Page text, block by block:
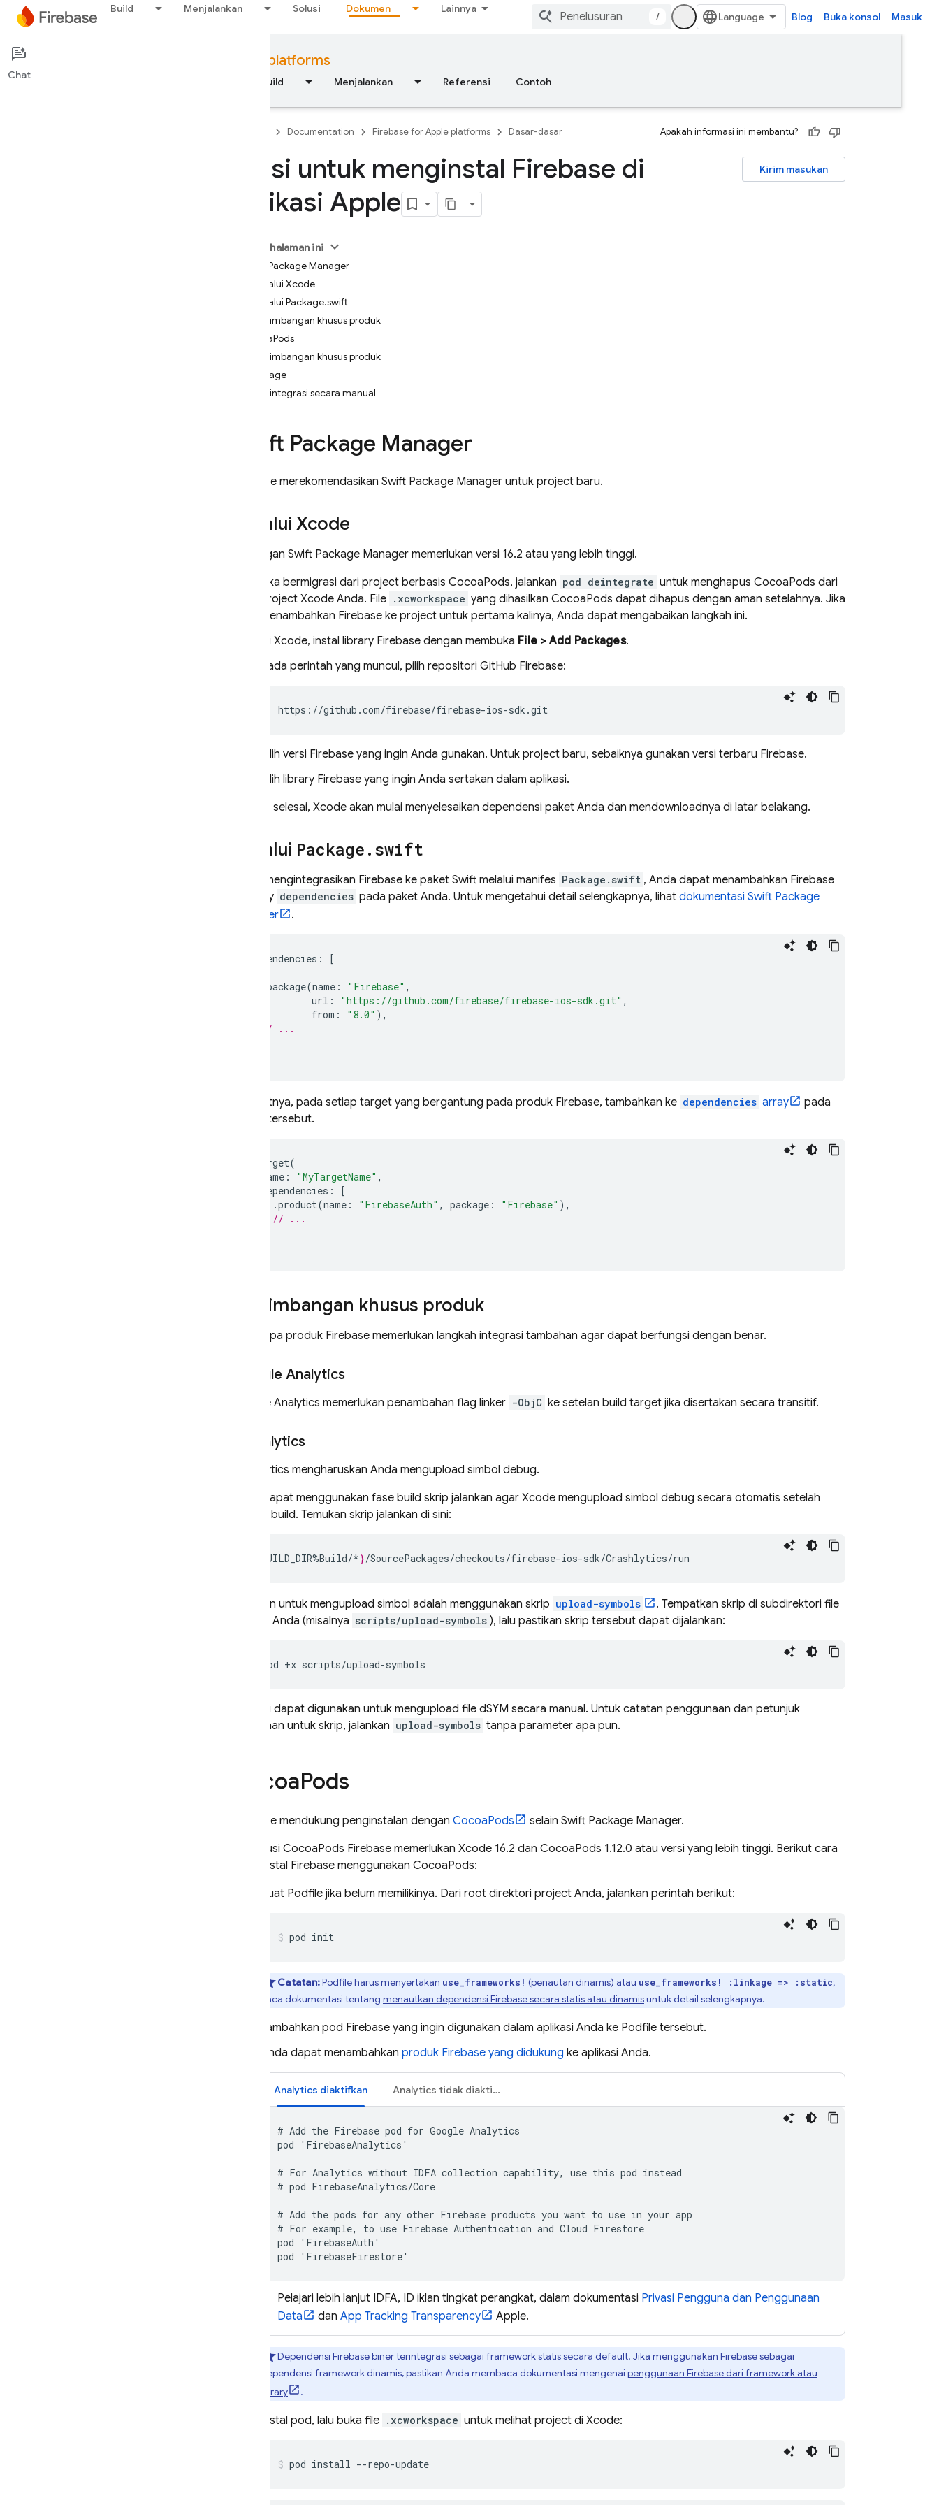
Build Menjalankan Solusi Dokumen Lainnya
/ Blog Buka konsol Masuk
Documentation Firebase for Apple platforms
Ringkasan Build Menjalankan Referensi Contoh
Documentation Firebase for Apple platforms Dasar-dasar Apakah informasi ini membantu?
Kirim masukan
Opsi untuk menginstal Firebase di
aplikasi Apple
Pada halaman ini
Swift Package Manager
Melalui Xcode
Melalui Package.swift
Pertimbangan khusus produk
CocoaPods
Pertimbangan khusus produk
Carthage
Mengintegrasi secara manual
Swift Package Manager
Firebase merekomendasikan Swift Package Manager untuk project baru.
Melalui Xcode
Dukungan Swift Package Manager memerlukan versi 16.2 atau yang lebih tinggi.
Jika bermigrasi dari project berbasis CocoaPods, jalankan pod deintegrate untuk menghapus CocoaPods dari
project Xcode Anda. File .xcworkspace yang dihasilkan CocoaPods dapat dihapus dengan aman setelahnya. Jika
menambahkan Firebase ke project untuk pertama kalinya, Anda dapat mengabaikan langkah ini.
Di Xcode, instal library Firebase dengan membuka File > Add Packages.
Pada perintah yang muncul, pilih repositori GitHub Firebase:
Pilih versi Firebase yang ingin Anda gunakan. Untuk project baru, sebaiknya gunakan versi terbaru Firebase.
Pilih library Firebase yang ingin Anda sertakan dalam aplikasi.
Setelah selesai, Xcode akan mulai menyelesaikan dependensi paket Anda dan mendownloadnya di latar belakang.
Melalui Package.swift
Untuk mengintegrasikan Firebase ke paket Swift melalui manifes Package.swift , Anda dapat menambahkan Firebase
ke array dependencies pada paket Anda. Untuk mengetahui detail selengkapnya, lihat dokumentasi Swift Package
Manager
.
dependencies : [
package(name : "Firebase" ,
url : "https://github.com/firebase/firebase-ios-sdk.git" ,
from : "8.0" ),
// ...
Selanjutnya, pada setiap target yang bergantung pada produk Firebase, tambahkan ke dependencies array
pada
target tersebut.
target(
name : "MyTargetName" ,
dependencies :
[
.product(name : "FirebaseAuth" , package : "Firebase" ),
// ...
Pertimbangan khusus produk
Beberapa produk Firebase memerlukan langkah integrasi tambahan agar dapat berfungsi dengan benar.
Google Analytics
Google Analytics memerlukan penambahan flag linker -ObjC ke setelan build target jika disertakan secara transitif.
Crashlytics
Crashlytics mengharuskan Anda mengupload simbol debug.
Anda dapat menggunakan fase build skrip jalankan agar Xcode mengupload simbol debug secara otomatis setelah
proses build. Temukan skrip jalankan di sini:
BUILD_DIR%Build/*}
Opsi lain untuk mengupload simbol adalah menggunakan skrip upload-symbols
. Tempatkan skrip di subdirektori file
project Anda (misalnya scripts/upload-symbols ), lalu pastikan skrip tersebut dapat dijalankan:
chmod +x scripts/upload-symbols
Skrip ini dapat digunakan untuk mengupload file dSYM secara manual. Untuk catatan penggunaan dan petunjuk
tambahan untuk skrip, jalankan upload-symbols tanpa parameter apa pun.
CocoaPods
Firebase mendukung penginstalan dengan CocoaPods
selain Swift Package Manager.
Distribusi CocoaPods Firebase memerlukan Xcode 16.2 dan CocoaPods 1.12.0 atau versi yang lebih tinggi. Berikut cara
menginstal Firebase menggunakan CocoaPods:
Buat Podfile jika belum memilikinya. Dari root direktori project Anda, jalankan perintah berikut:
pod init
Catatan:Podfile harus menyertakan use_frameworks! (penautan dinamis) atau use_frameworks! :linkage => :static;
baca dokumentasi tentang menautkan dependensi Firebase secara statis atau dinamisuntuk detail selengkapnya.
Tambahkan pod Firebase yang ingin digunakan dalam aplikasi Anda ke Podfile tersebut.
Anda dapat menambahkan produk Firebase yang didukung ke aplikasi Anda.
Analytics diaktifkan Analytics tidak diaktifkan
# Add the Firebase pod for Google Analytics
pod 'FirebaseAnalytics'
# For Analytics without IDFA collection capability, use this pod instead
# pod FirebaseAnalytics/Core
# Add the pods for any other Firebase products you want to use in your app
# For example, to use Firebase Authentication and Cloud Firestore
pod 'FirebaseAuth'
pod 'FirebaseFirestore'
Pelajari lebih lanjut IDFA, ID iklan tingkat perangkat, dalam dokumentasi Privasi Pengguna dan Penggunaan
Data
dan App Tracking Transparency Apple.
Dependensi Firebase biner terintegrasi sebagai framework statis secara default. Jika menggunakan Firebase sebagai
dependensi framework dinamis, pastikan Anda membaca dokumentasi mengenai penggunaan Firebase dari framework atau
library
.
Instal pod, lalu buka file .xcworkspace untuk melihat project di Xcode:
pod install --repo-update
Chat